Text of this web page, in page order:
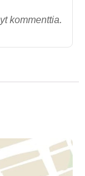
kommenttia.